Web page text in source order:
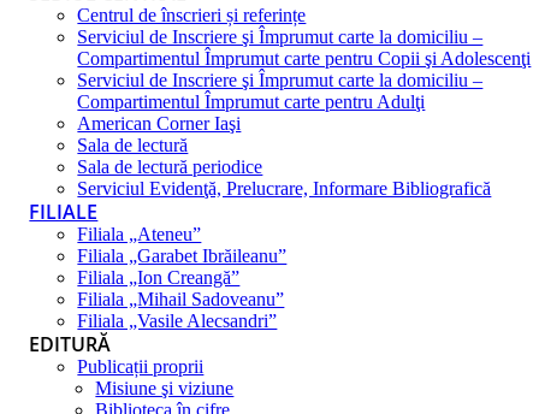
Centrul de înscrieri și referințe
Serviciul de Inscriere şi Împrumut carte la domiciliu –
Compartimentul Împrumut carte pentru Copii şi Adolescenţi
Serviciul de Inscriere şi Împrumut carte la domiciliu –
Compartimentul Împrumut carte pentru Adulţi
American Corner Iaşi
Sala de lectură
Sala de lectură periodice
Serviciul Evidenţă, Prelucrare, Informare Bibliografică
FILIALE
Filiala „Ateneu”
Filiala „Garabet Ibrăileanu”
Filiala „Ion Creangă”
Filiala „Mihail Sadoveanu”
Filiala „Vasile Alecsandri”
EDITURĂ
Publicații proprii
Misiune şi viziune
Biblioteca în cifre